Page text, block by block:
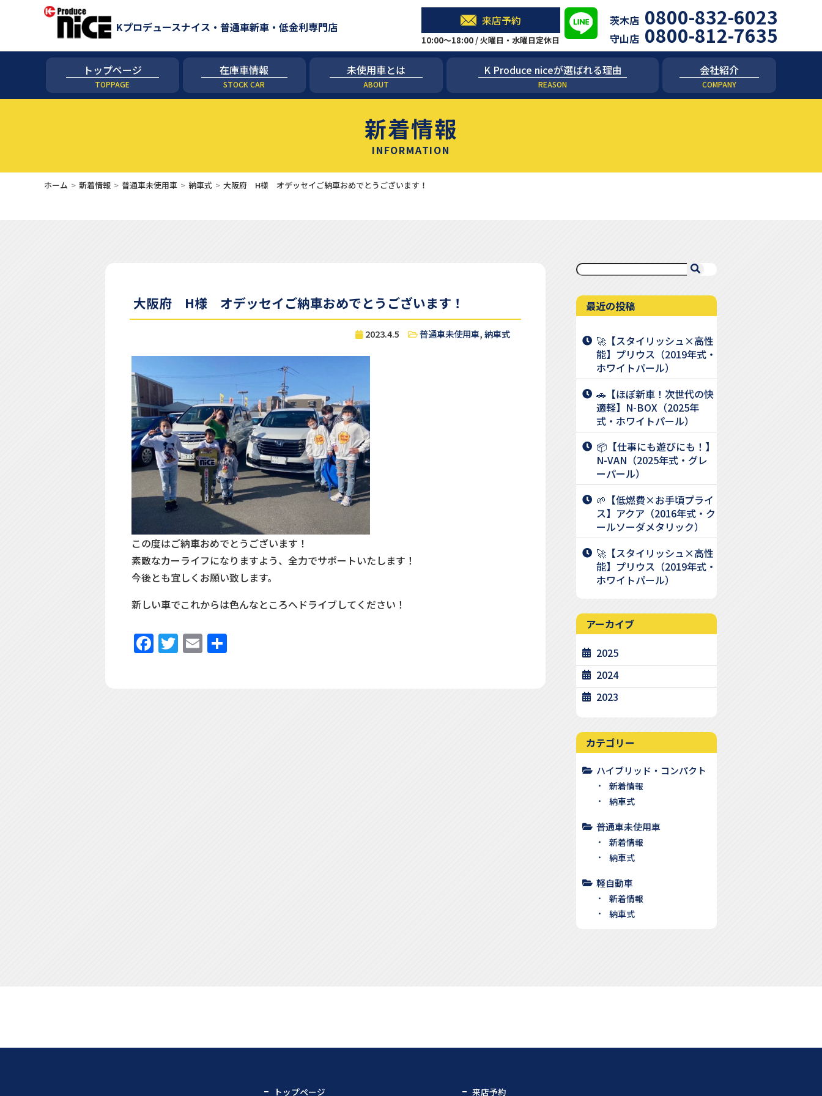
Kプロデュースナイス・普通車新車・低金利専門店 来店予約
10:00～18:00 / 火曜日・水曜日定休日
茨木店 0800-832-6023
守山店 0800-812-7635
トップページ
TOPPAGE
在庫車情報
STOCK CAR
未使用車とは
ABOUT
K Produce niceが選ばれる理由
REASON
会社紹介
COMPANY
新着情報
INFORMATION
ホーム 新着情報 普通車未使用車 納車式 大阪府 H様 オデッセイご納車おめでとうございます！
大阪府 H様 オデッセイご納車おめでとうございます！
2023.4.5 普通車未使用車,納車式
この度はご納車おめでとうございます！
素敵なカーライフになりますよう、全力でサポートいたします！
今後とも宜しくお願い致します。
新しい車でこれからは色んなところへドライブしてください！
Facebook
Twitter
Email
共
最近の投稿
🚀【スタイリッシュ×高性
能】プリウス（2019年式・
ホワイトパール）
🚗【ほぼ新車！次世代の快
適軽】N-BOX（2025年
式・ホワイトパール）
📦【仕事にも遊びにも！】
N-VAN（2025年式・グレ
ーパール）
🌱【低燃費×お手頃プライ
ス】アクア（2016年式・ク
ールソーダメタリック）
🚀【スタイリッシュ×高性
能】プリウス（2019年式・
ホワイトパール）
アーカイブ
2025
2024
2023
カテゴリー
ハイブリッド・コンパクト
新着情報
納車式
普通車未使用車
新着情報
納車式
軽自動車
新着情報
納車式
トップページ 来店予約